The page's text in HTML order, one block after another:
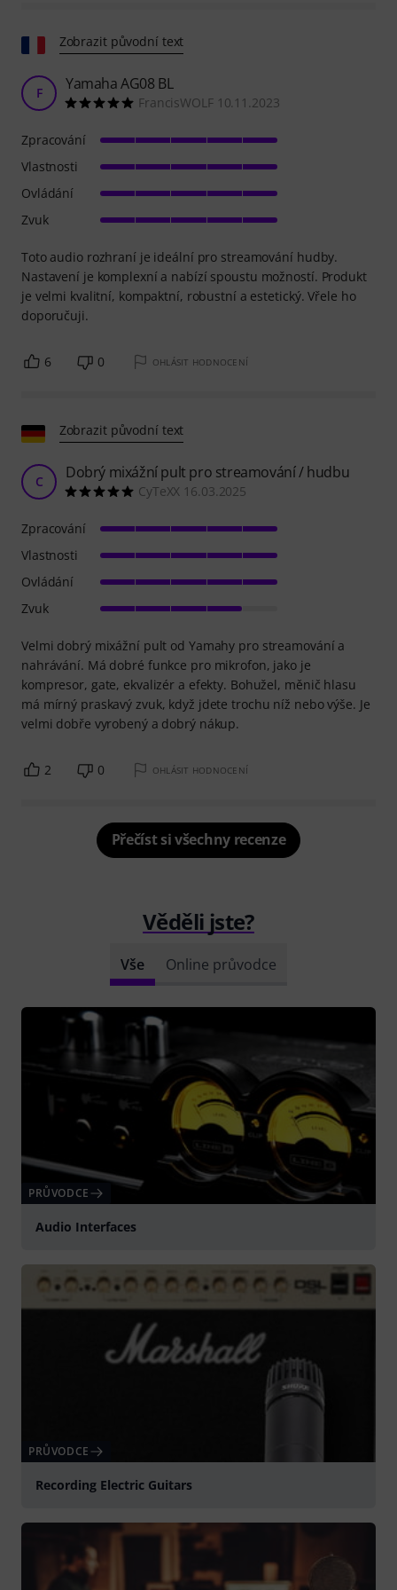
Zobrazit původní text
F Yamaha AG08 BL
FrancisWOLF 10.11.2023
Toto audio rozhraní je ideální pro streamování hudby.
Nastavení je komplexní a nabízí spoustu možností. Produkt
je velmi kvalitní, kompaktní, robustní a estetický. Vřele ho
doporučuji.
Zpracování
Vlastnosti
Ovládání
Zvuk
6 0 OHLÁSIT HODNOCENÍ
Zobrazit původní text
C Dobrý mixážní pult pro streamování / hudbu
CyTeXX 16.03.2025
Velmi dobrý mixážní pult od Yamahy pro streamování a
nahrávání. Má dobré funkce pro mikrofon, jako je
kompresor, gate, ekvalizér a efekty. Bohužel, měnič hlasu
má mírný praskavý zvuk, když jdete trochu níž nebo výše. Je
velmi dobře vyrobený a dobrý nákup.
Zpracování
Vlastnosti
Ovládání
Zvuk
2 0 OHLÁSIT HODNOCENÍ
Přečíst si všechny recenze
Věděli jste?
Vše Online průvodce
PRŮVODCE
Audio Interfaces
PRŮVODCE
Recording Electric Guitars